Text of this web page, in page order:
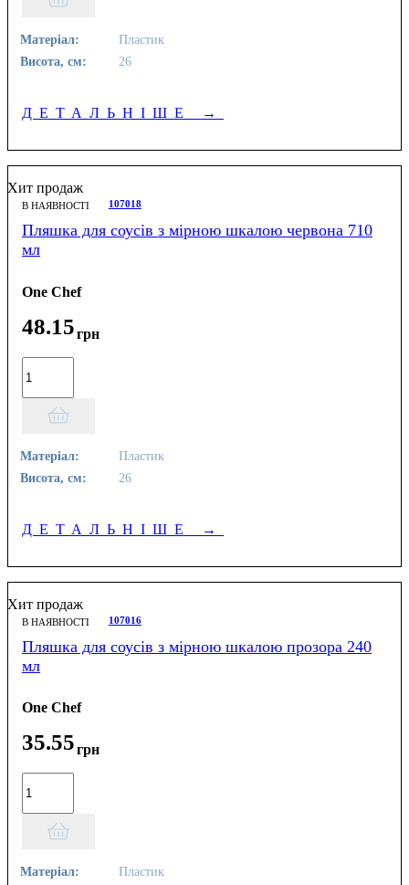
Матеріал:
Пластик
Висота, см:
26
ДЕТАЛЬНІШЕ →
Хит продаж
В НАЯВНОСТІ 107018
Пляшка для соусів з мірною шкалою червона 710
мл
One Chef
48.15грн
Матеріал:
Пластик
Висота, см:
26
ДЕТАЛЬНІШЕ →
Хит продаж
В НАЯВНОСТІ 107016
Пляшка для соусів з мірною шкалою прозора 240
мл
One Chef
35.55грн
Матеріал:
Пластик